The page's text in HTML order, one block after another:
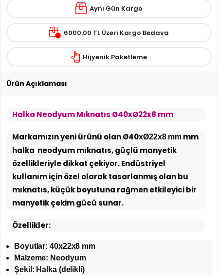
Aynı Gün Kargo
6000.00 TL Üzeri Kargo Bedava
Hijyenik Paketleme
Ürün Açıklaması
Halka Neodyum Mıknatıs Ø40xØ22x8 mm
Markamızın yeni ürünü olan Ø40xØ22x8 mm mm
halka neodyum mıknatıs, güçlü manyetik
özellikleriyle dikkat çekiyor. Endüstriyel
kullanım için özel olarak tasarlanmış olan bu
mıknatıs, küçük boyutuna rağmen etkileyici bir
manyetik çekim gücü sunar.
Özellikler:
Boyutlar: 40x22x8 mm
Malzeme: Neodyum
Şekil: Halka (delikli)